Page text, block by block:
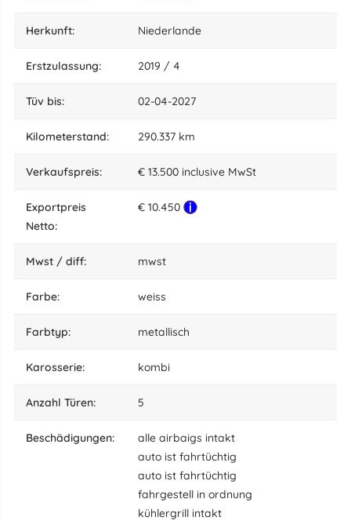
herkunft: Niederlande
Erstzulassung: 2019 / 4
tüv bis: 02-04-2027
kilometerstand: 290.337 km
Verkaufspreis: € 13.500 inclusive MwSt
Exportpreis
Netto:
€ 10.450
mwst / diff: mwst
farbe: weiss
Farbtyp: metallisch
karosserie: kombi
Anzahl Türen: 5
beschädigungen:
alle airbaigs intakt
auto ist fahrtüchtig
auto ist fahrtüchtig
fahrgestell in ordnung
kühlergrill intakt